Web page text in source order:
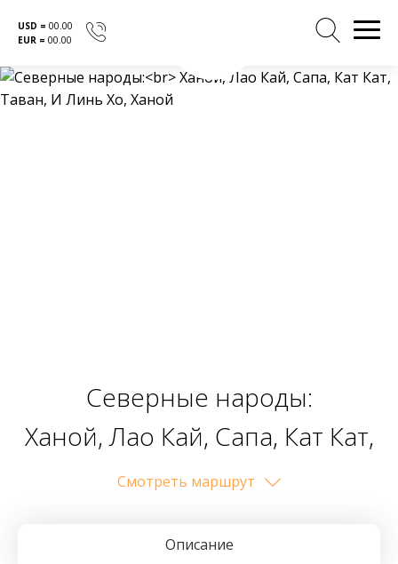
Перейти
к
USD = 00.00
EUR = 00.00
Северные народы:
Ханой, Лао Кай, Сапа, Кат Кат,
Таван, И Линь Хо, Ханой
Cмотреть маршрут
Описание